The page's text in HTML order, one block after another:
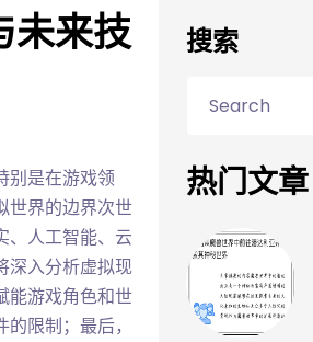
未来技
别是在游戏领
世界的边界次世
、人工智能、云
深入分析虚拟现
能游戏角色和世
限制；最后，
搜索
热门文章